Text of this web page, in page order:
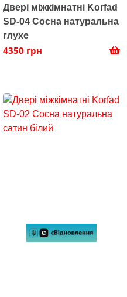
Двері міжкімнатні Korfad
SD-04 Сосна натуральна
глухе
4350 грн